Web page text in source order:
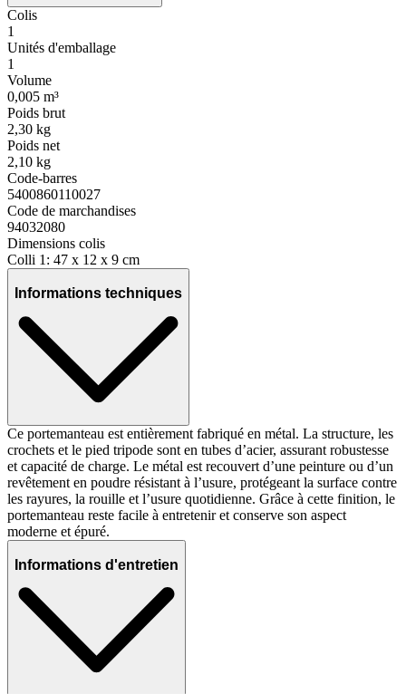
Colis
1
Unités d'emballage
1
Volume
0,005 m³
Poids brut
2,30 kg
Poids net
2,10 kg
Code-barres
5400860110027
Code de marchandises
94032080
Dimensions colis
Colli 1: 47 x 12 x 9 cm
Informations techniques
Ce portemanteau est entièrement fabriqué en métal. La structure, les
crochets et le pied tripode sont en tubes d’acier, assurant robustesse
et capacité de charge. Le métal est recouvert d’une peinture ou d’un
revêtement en poudre résistant à l’usure, protégeant la surface contre
les rayures, la rouille et l’usure quotidienne. Grâce à cette finition, le
portemanteau reste facile à entretenir et conserve son aspect
moderne et épuré.
Informations d'entretien